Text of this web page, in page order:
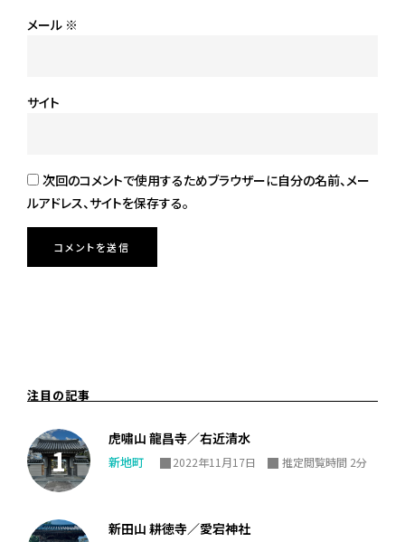
メール ※
サイト
次回のコメントで使用するためブラウザーに自分の名前、メー
ルアドレス、サイトを保存する。
注目の記事
虎嘯山 龍昌寺／右近清水
新地町 2022年11月17日 推定閲覧時間 2分
新田山 耕徳寺／愛宕神社